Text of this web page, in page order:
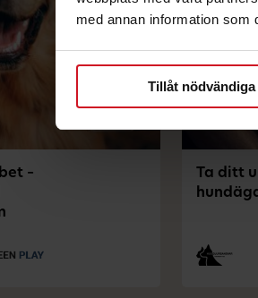
med annan information som
Tillåt nödvändiga
–
Ta ditt